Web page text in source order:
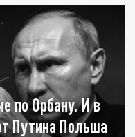
по Орбану. И в
Путина Польша